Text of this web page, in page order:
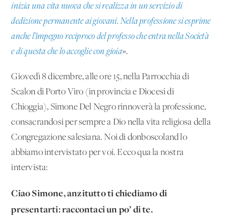
inizia una vita nuova che si realizza in un servizio di
dedizione permanente ai giovani. Nella professione si esprime
anche l’impegno reciproco del professo che entra nella Società
e di questa che lo accoglie con gioia».
Giovedì 8 dicembre, alle ore 15, nella Parrocchia di
Scalon di Porto Viro (in provincia e Diocesi di
Chioggia), Simone Del Negro rinnoverà la professione,
consacrandosi per sempre a Dio nella vita religiosa della
Congregazione salesiana. Noi di donboscoland lo
abbiamo intervistato per voi. Ecco qua la nostra
intervista:
Ciao Simone, anzitutto ti chiediamo di
presentarti: raccontaci un po’ di te.